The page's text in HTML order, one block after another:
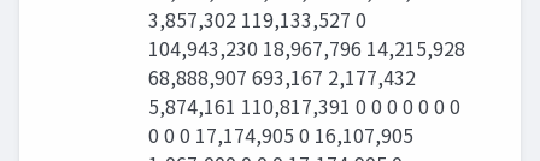
3,857,302 119,133,527 0
104,943,230 18,967,796 14,215,928
68,888,907 693,167 2,177,432
5,874,161 110,817,391 0 0 0 0 0 0 0
0 0 0 17,174,905 0 16,107,905